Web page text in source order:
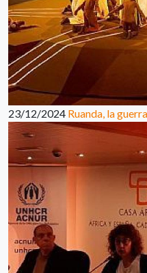
23/12/2024 Ruanda, la